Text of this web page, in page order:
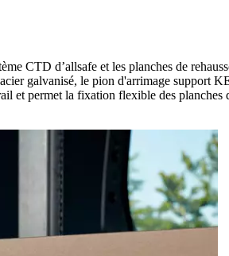
CTD d’allsafe et les planches de
galvanisé, le pion d'arrimage support
et permet la fixation flexible des